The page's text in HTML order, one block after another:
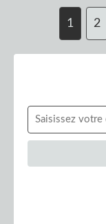
1 2